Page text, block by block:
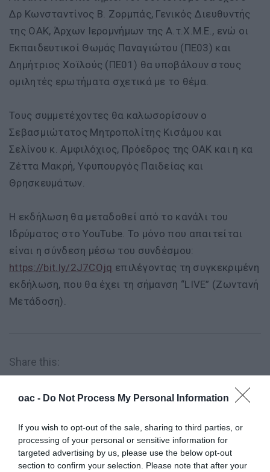
oac - Do Not Process My Personal Information
If you wish to opt-out of the sale, sharing to third parties, or
processing of your personal or sensitive information for
targeted advertising by us, please use the below opt-out
section to confirm your selection. Please note that after your
Δρ Κωνσταντίνος Β. Ζορμπάς, Γενικός Διευθυντής
της ΟΑΚ, Άρχων Ιερομνήμων της Α.τ.Χ.Μ.Ε., ενώ οι
Εκπαιδευτικοί Θωμάς Παναγιώτου (ΠΕ03) και
Δημήτριος Χοϊλούς (ΠΕ01) θα υποβάλουν στους
ομιλητές ερωτήματα σχετικά με το θέμα.
Τους συμμετέχοντες θα καλωσορίσουν ο
Σεβασμιώτατος Μητροπολίτης Κισάμου και
Σελίνου κ. Αμφιλόχιος, Πρόεδρος της ΟΑΚ και η κα
Ζέττα Μακρή, Υφυπουργός Παιδείας και
Θρησκευμάτων.
Η εκδήλωση θα μεταδοθεί από το κανάλι του
Ιδρύματος στο YouTube. Το μόνο που απαιτείται
είναι η σύνδεση μέσω του συνδέσμου:
https://bit.ly/2J7COjq επιλέγοντας τη συγκεκριμένη
εκδήλωση, που θα έχει τη σήμανση “LIVE” (Ζωντανή
Μετάδοση).
Share this:
Φωτογραφίες